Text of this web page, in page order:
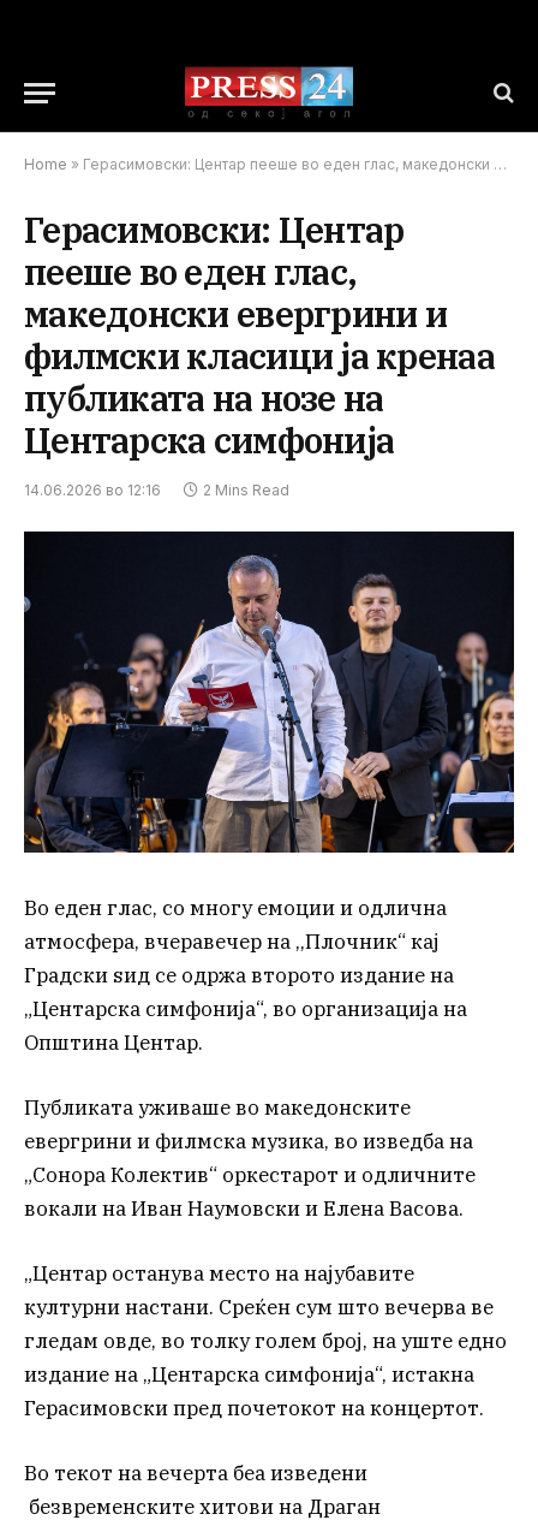
Home » Герасимовски: Центар пееше во еден глас, македонски евергрини и филмски класици ја кренаа публиката на нозе на Центарска симфонија
Герасимовски: Центар
пееше во еден глас,
македонски евергрини и
филмски класици ја кренаа
публиката на нозе на
Центарска симфонија
14.06.2026 во 12:16 2 Mins Read
Во еден глас, со многу емоции и одлична
атмосфера, вчеравечер на ,,Плочник“ кај
Градски ѕид се одржа второто издание на
„Центарска симфонија“, во организација на
Општина Центар.
Публиката уживаше во македонските
евергрини и филмска музика, во изведба на
„Сонора Колектив“ оркестарот и одличните
вокали на Иван Наумовски и Елена Васова.
„Центар останува место на најубавите
културни настани. Среќен сум што вечерва ве
гледам овде, во толку голем број, на уште едно
издание на „Центарска симфонија“, истакна
Герасимовски пред почетокот на концертот.
Во текот на вечерта беа изведени
безвременските хитови на Драган